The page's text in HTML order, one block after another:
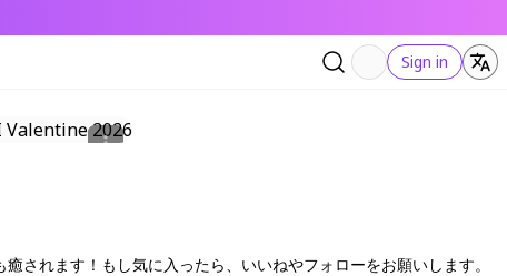
Sign in
されます！もし気に入ったら、いいねやフォローをお願いします。